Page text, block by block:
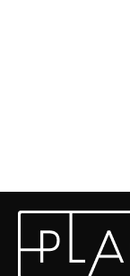
Odebírat
Vložte svůj e-